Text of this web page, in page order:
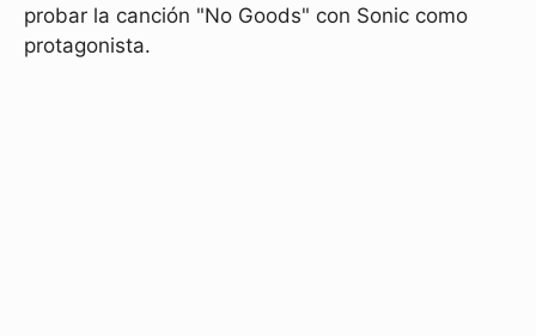
probar la canción "No Goods" con Sonic como
protagonista.